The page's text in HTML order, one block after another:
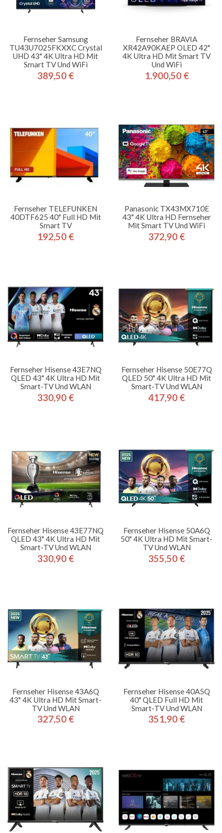
Fernseher Samsung
TU43U7025FKXXC Crystal
UHD 43" 4K Ultra HD Mit
Smart TV Und WiFi
Preis
389,50 €
Fernseher BRAVIA
XR42A90KAEP OLED 42"
4K Ultra HD Mit Smart TV
Und WiFi
Preis
1.900,50 €
Fernseher TELEFUNKEN
40DTF625 40" Full HD Mit
Smart TV
Preis
192,50 €
Panasonic TX43MX710E
43" 4K Ultra HD Fernseher
Mit Smart TV Und WiFi
Preis
372,90 €
Fernseher Hisense 43E7NQ
QLED 43" 4K Ultra HD Mit
Smart-TV Und WLAN
Preis
330,90 €
Fernseher Hisense 50E77Q
QLED 50" 4K Ultra HD Mit
Smart-TV Und WLAN
Preis
417,90 €
Fernseher Hisense 43E77NQ
QLED 43" 4K Ultra HD Mit
Smart-TV Und WLAN
Preis
330,90 €
Fernseher Hisense 50A6Q
50" 4K Ultra HD Mit Smart-
TV Und WLAN
Preis
355,50 €
Fernseher Hisense 43A6Q
43" 4K Ultra HD Mit Smart-
TV Und WLAN
Preis
327,50 €
Fernseher Hisense 40A5Q
40" QLED Full HD Mit
Smart-TV Und WLAN
Preis
351,90 €